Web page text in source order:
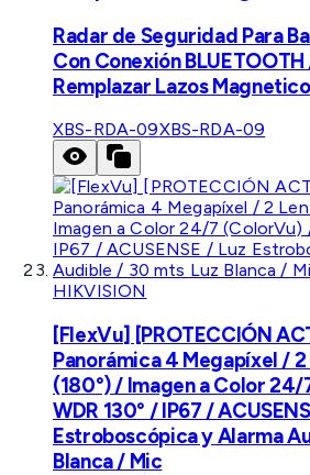
Radar de Seguridad Para
Con Conexión
Remplazar Lazos
XBS-RDA-09XBS-RDA-09
HIKVISION
[FlexVu] [PROTECCIÓN
Panorámica 4 Megapíxel /
(180°) / Imagen a Color
WDR 130° / IP67 /
Estroboscópica y Alarma
Blanca / Mic